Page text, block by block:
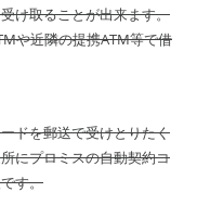
け取ることが出来ます。
や近隣の提携ATM等で借
ドを郵送で受けとりたく
にプロミスの自動契約コ
す。